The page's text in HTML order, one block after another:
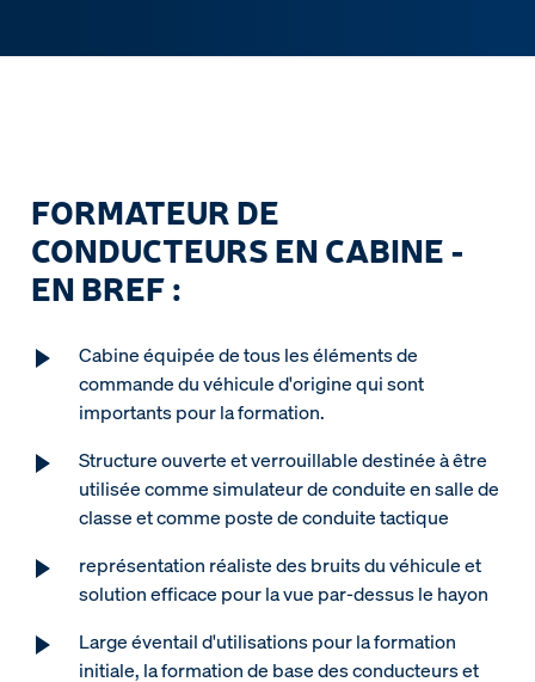
FORMATEUR DE
CONDUCTEURS EN CABINE -
EN BREF :
Cabine équipée de tous les éléments de
commande du véhicule d'origine qui sont
importants pour la formation.
Structure ouverte et verrouillable destinée à être
utilisée comme simulateur de conduite en salle de
classe et comme poste de conduite tactique
représentation réaliste des bruits du véhicule et
solution efficace pour la vue par-dessus le hayon
Large éventail d'utilisations pour la formation
initiale, la formation de base des conducteurs et